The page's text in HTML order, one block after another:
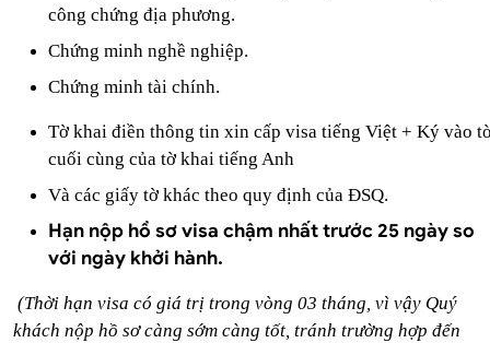
công chứng địa phương.
Chứng minh nghề nghiệp.
Chứng minh tài chính.
Tờ khai điền thông tin xin cấp visa tiếng Việt + Ký vào
cuối cùng của tờ khai tiếng Anh
Và các giấy tờ khác theo quy định của ĐSQ.
Hạn nộp hồ sơ visa chậm nhất trước 25 ngày so
với ngày khởi hành.
(Thời hạn visa có giá trị trong vòng 03 tháng, vì vậy Quý
khách nộp hồ sơ càng sớm càng tốt, tránh trường hợp đến